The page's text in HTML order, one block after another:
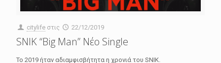
citylife στις 22/12/2019
SNIK “Big Man” Νέο Single
Το 2019 ήταν αδιαμφισβήτητα η χρονιά του SNIK.